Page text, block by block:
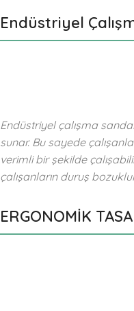
Endüstriyel
Endüstriyel çalışma
sunar. Bu sayede
verimli bir şekilde
çalışanların duruş
ERGONOMİK